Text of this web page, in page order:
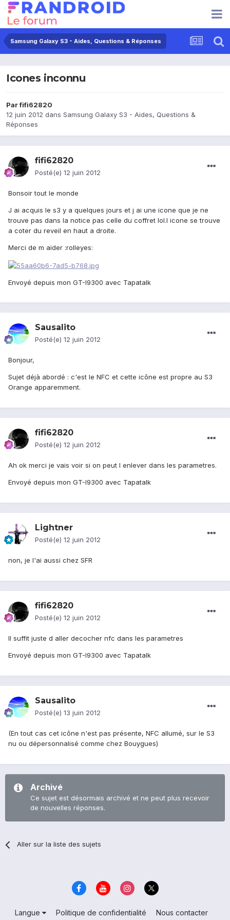
Samsung Galaxy S3 - Aides, Questions & Réponses
Icones inconnu
Parfifi62820
12 juin 2012 dans Samsung Galaxy S3 - Aides, Questions &
Réponses
fifi62820
Posté(e) 12 juin 2012
Bonsoir tout le monde
J ai acquis le s3 y a quelques jours et j ai une icone que je ne
trouve pas dans la notice pas celle du coffret lol.l icone se trouve
a coter du reveil en haut a droite.
Merci de m aider :rolleyes:
Envoyé depuis mon GT-I9300 avec Tapatalk
Sausalito
Posté(e) 12 juin 2012
Bonjour,
Sujet déjà abordé : c'est le NFC et cette icône est propre au S3
Orange apparemment.
fifi62820
Posté(e) 12 juin 2012
Ah ok merci je vais voir si on peut l enlever dans les parametres.
Envoyé depuis mon GT-I9300 avec Tapatalk
Lightner
Posté(e) 12 juin 2012
non, je l'ai aussi chez SFR
fifi62820
Posté(e) 12 juin 2012
Il suffit juste d aller decocher nfc dans les parametres
Envoyé depuis mon GT-I9300 avec Tapatalk
Sausalito
Posté(e) 13 juin 2012
(En tout cas cet icône n'est pas présente, NFC allumé, sur le S3
nu ou dépersonnalisé comme chez Bouygues)
Archivé
Ce sujet est désormais archivé et ne peut plus recevoir
de nouvelles réponses.
Aller sur la liste des sujets
Langue Politique de confidentialité
Nous contacter